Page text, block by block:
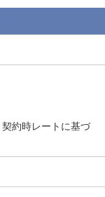
約時レートに基づ